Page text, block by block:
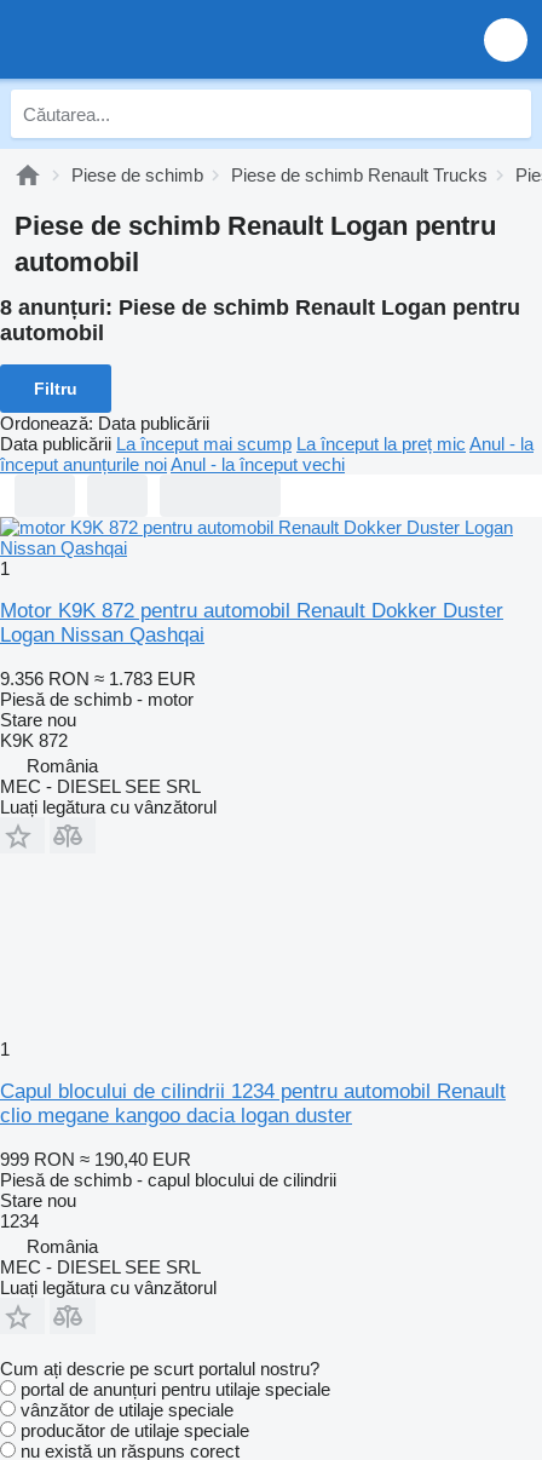
Piese de schimb Piese de schimb Renault Trucks
Piese de schimb Renault Logan pentru
automobil
8 anunțuri: Piese de schimb Renault Logan pentru
automobil
Filtru
Ordonează: Data publicării
Data publicării La început mai scump La început la preț mic Anul - la
început anunțurile noiAnul - la început vechi
1
Motor K9K 872 pentru automobil Renault Dokker Duster
Logan Nissan Qashqai
9.356 RON ≈ 1.783 EUR
Piesă de schimb - motor
Stare nou
K9K 872
România
MEC - DIESEL SEE SRL
Luați legătura cu vânzătorul
1
Capul blocului de cilindrii 1234 pentru automobil Renault
clio megane kangoo dacia logan duster
999 RON ≈ 190,40 EUR
Piesă de schimb - capul blocului de cilindrii
Stare nou
1234
România
MEC - DIESEL SEE SRL
Luați legătura cu vânzătorul
Cum ați descrie pe scurt portalul nostru?
portal de anunțuri pentru utilaje speciale
vânzător de utilaje speciale
producător de utilaje speciale
nu există un răspuns corect